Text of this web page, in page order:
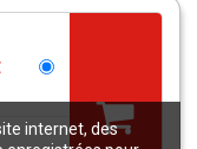
internet, des
75 75
à 16h30